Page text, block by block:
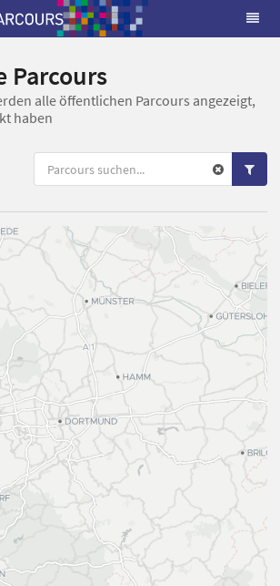
Parcours
alle öffentlichen Parcours angezeigt,
haben